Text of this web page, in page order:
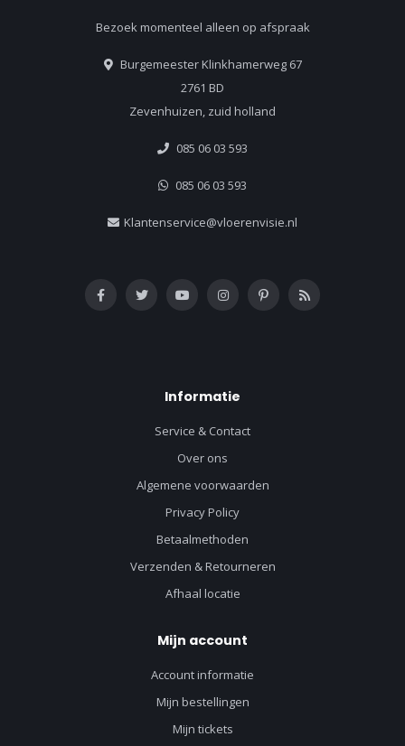
Bezoek momenteel alleen op afspraak
Burgemeester Klinkhamerweg 67
2761 BD
Zevenhuizen, zuid holland
085 06 03 593
085 06 03 593
Klantenservice@vloerenvisie.nl
Informatie
Service & Contact
Over ons
Algemene voorwaarden
Privacy Policy
Betaalmethoden
Verzenden & Retourneren
Afhaal locatie
Mijn account
Account informatie
Mijn bestellingen
Mijn tickets